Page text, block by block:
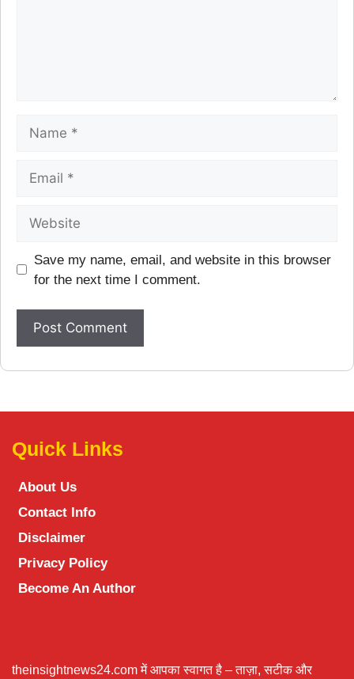
Save my name, email, and website in this browser
for the next time I comment.
Quick Links
About Us
Contact Info
Disclaimer
Privacy Policy
Become An Author
theinsightnews24.com में आपका स्वागत है – ताज़ा, सटीक और